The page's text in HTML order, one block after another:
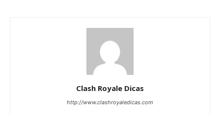
Clash Royale Dicas
http://www.clashroyaledicas.com